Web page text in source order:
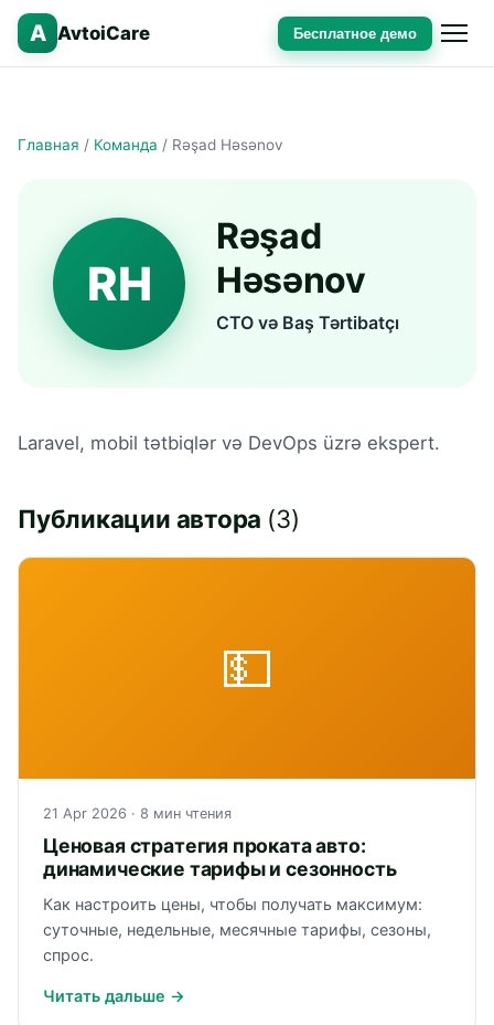
A AvtoiCare Бесплатное демо
Главная / Команда / Rəşad Həsənov
RH
Rəşad
Həsənov
CTO və Baş Tərtibatçı
Laravel, mobil tətbiqlər və DevOps üzrə ekspert.
Публикации автора (3)
💵
21 Apr 2026 · 8 мин чтения
Ценовая стратегия проката авто:
динамические тарифы и сезонность
Как настроить цены, чтобы получать максимум:
суточные, недельные, месячные тарифы, сезоны,
спрос.
Читать дальше →